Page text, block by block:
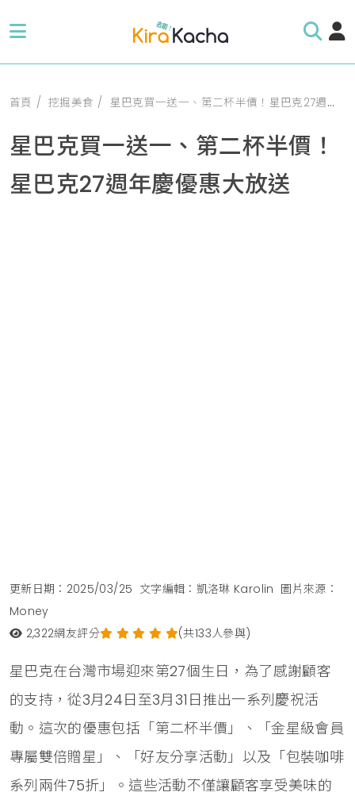
首頁 挖掘美食 星巴克買一送一、第二杯半價！星巴克27週年慶優惠大放送
星巴克買一送一、第二杯半價！
星巴克27週年慶優惠大放送
更新日期：2025/03/25 文字編輯：凱洛琳 Karolin 圖片來源：
Money
2,322網友評分 (共133人參與)
星巴克在台灣市場迎來第27個生日，為了感謝顧客
的支持，從3月24日至3月31日推出一系列慶祝活
動。這次的優惠包括「第二杯半價」、「金星級會員
專屬雙倍贈星」、「好友分享活動」以及「包裝咖啡
系列兩件75折」。這些活動不僅讓顧客享受美味的